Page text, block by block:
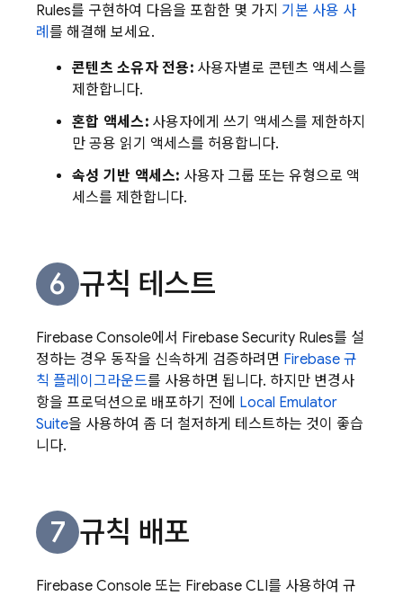
Rules를 구현하여 다음을 포함한 몇 가지 기본 사용 사
례 를 해결해 보세요.
콘텐츠 소유자 전용:사용자별로 콘텐츠 액세스를
제한합니다.
혼합 액세스:사용자에게 쓰기 액세스를 제한하지
만 공용 읽기 액세스를 허용합니다.
속성 기반 액세스: 사용자 그룹 또는 유형으로 액
세스를 제한합니다.
규칙 테스트
Firebase Console에서 Firebase Security Rules를 설
정하는 경우 동작을 신속하게 검증하려면 Firebase 규
칙 플레이그라운드를 사용하면 됩니다. 하지만 변경사
항을 프로덕션으로 배포하기 전에 Local Emulator
Suite을 사용하여 좀 더 철저하게 테스트하는 것이 좋습
니다.
규칙 배포
Firebase Console 또는 Firebase CLI를 사용하여 규